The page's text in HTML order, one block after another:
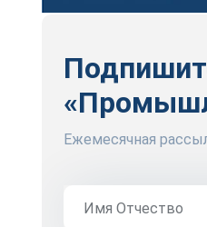
Ежемесячная